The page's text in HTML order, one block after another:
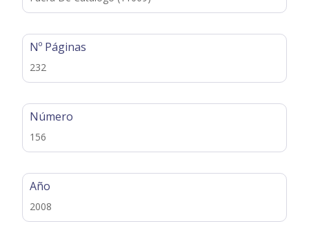
Nº Páginas
232
Número
156
Año
2008